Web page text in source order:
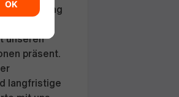
Zugang
unseren
präsent.
langfristige